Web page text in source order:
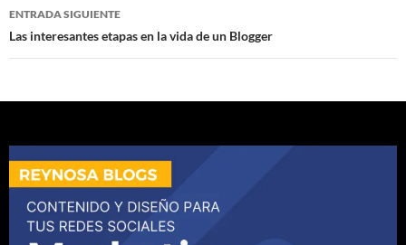
ENTRADA SIGUIENTE
Las interesantes etapas en la vida de un Blogger